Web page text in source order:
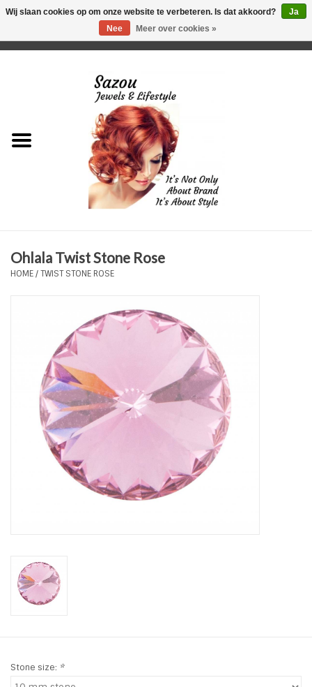
Just for Him
Plus Size Sieraden
Tassen en meer
Haaraccesoires
Zonnebrillen
Ohlala Jewels
Ohlala Twist Stone Rose
HOME/TWIST STONE ROSE
Stone size: *
Wij slaan cookies op om onze website te verbeteren. Is dat akkoord?
Ja
Nee
Meer over cookies »